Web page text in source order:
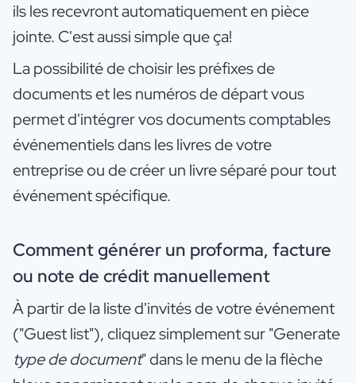
ils les recevront automatiquement en pièce
jointe. C'est aussi simple que ça!
La possibilité de choisir les préfixes de
documents et les numéros de départ vous
permet d'intégrer vos documents comptables
événementiels dans les livres de votre
entreprise ou de créer un livre séparé pour tout
événement spécifique.
Comment générer un proforma, facture
ou note de crédit manuellement
À partir de la liste d'invités de votre événement
("Guest list"), cliquez simplement sur "Generate
type de document" dans le menu de la flèche